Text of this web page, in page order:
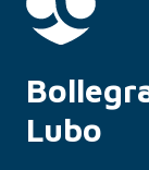
Lubo